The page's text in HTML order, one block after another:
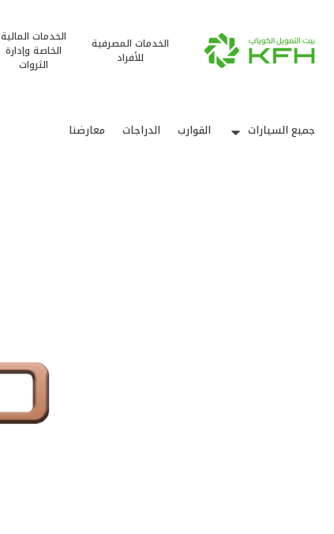
الخدمات المصرفية
للأفراد
الخدمات المالية
الخاصة وإدارة
الثروات
جميع السيارات القوارب الدراجات معارضنا